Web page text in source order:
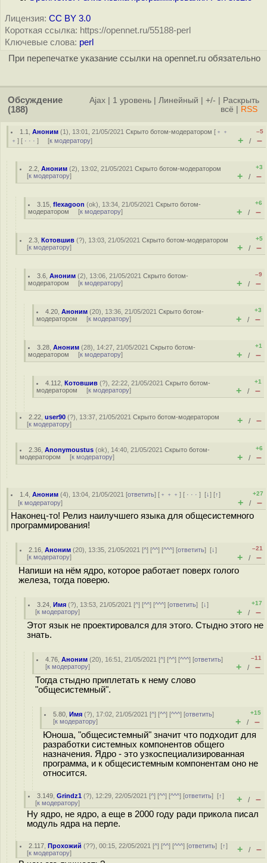
Лицензия: CC BY 3.0
Короткая ссылка: https://opennet.ru/55188-perl
Ключевые слова: perl
При перепечатке указание ссылки на opennet.ru обязательно
Обсуждение
(188)
Ajax 1 уровень Линейный +/-
Раскрыть
всё
RSS
1.1 ,Аноним (1), 13:01, 21/05/2021Скрыто ботом-модератором [ ﹢﹢
﹢ ] [ · · · ] [к модератору]
–5
+ / –
2.2 ,Аноним (2), 13:02, 21/05/2021Скрыто ботом-модератором
[к модератору]
+3
+ / –
3.15 ,flexagoon (ok), 13:34, 21/05/2021Скрыто ботом-
модератором [к модератору]
+6
+ / –
2.3 ,Котовшив (?), 13:03, 21/05/2021Скрыто ботом-модератором
[к модератору]
+5
+ / –
3.6 ,Аноним (2), 13:06, 21/05/2021Скрыто ботом-
модератором [к модератору]
–9
+ / –
4.20 ,Аноним (20), 13:36, 21/05/2021Скрыто ботом-
модератором [к модератору]
+3
+ / –
3.28 ,Аноним (28), 14:27, 21/05/2021Скрыто ботом-
модератором [к модератору]
+1
+ / –
4.112 ,Котовшив (?), 22:22, 21/05/2021Скрыто ботом-
модератором [к модератору]
+1
+ / –
2.22 ,user90 (?), 13:37, 21/05/2021Скрыто ботом-модератором
[к модератору] + / –
2.36 ,Anonymoustus (ok), 14:40, 21/05/2021Скрыто ботом-
модератором [к модератору]
+6
+ / –
1.4 ,Аноним (4), 13:04, 21/05/2021 [ответить] [ ﹢﹢﹢] [ · · ·][↓] [↑]
[к модератору]
+27
+ / –
Наконец-то! Релиз наилучшего языка для общесистемного
программирования!
2.16 ,Аноним (20), 13:35, 21/05/2021 [^] [^^] [^^^] [ответить][↓]
[к модератору]
–21
+ / –
Напиши на нём ядро, которое работает поверх голого
железа, тогда поверю.
3.24 ,Имя (?), 13:53, 21/05/2021 [^] [^^] [^^^] [ответить][↓]
[к модератору]
+17
+ / –
Этот язык не проектировался для этого. Стыдно этого не
знать.
4.76 ,Аноним (20), 16:51, 21/05/2021 [^] [^^] [^^^] [ответить]
[к модератору]
–11
+ / –
Тогда стыдно приплетать к нему слово
"общесистемный".
5.80 ,Имя (?), 17:02, 21/05/2021 [^] [^^] [^^^] [ответить]
[к модератору]
+15
+ / –
Юноша, "общесистемный" значит что подходит для
разработки системных компонентов общего
назначения. Ядро - это узкоспециализированная
программа, и к общесистемным компонентам оно не
относится.
3.149 ,Grindz1 (?), 12:29, 22/05/2021 [^] [^^] [^^^] [ответить][↑]
[к модератору] + / –
Ну ядро, не ядро, а еще в 2000 году ради прикола писал
модуль ядра на перле.
2.117 ,Прохожий (??), 00:15, 22/05/2021 [^] [^^] [^^^] [ответить][↑]
[к модератору] + / –